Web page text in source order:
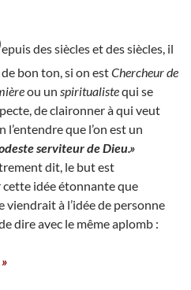
epuis des siècles et des siècles, il
bon ton, si on estChercheur de
ou un spiritualistequi se
de claironner à qui veut
l’entendre que l’on est un
serviteur de Dieu.»
dit, le but est
idée étonnante que
viendrait à l’idée de personne
dire avec le même aplomb :